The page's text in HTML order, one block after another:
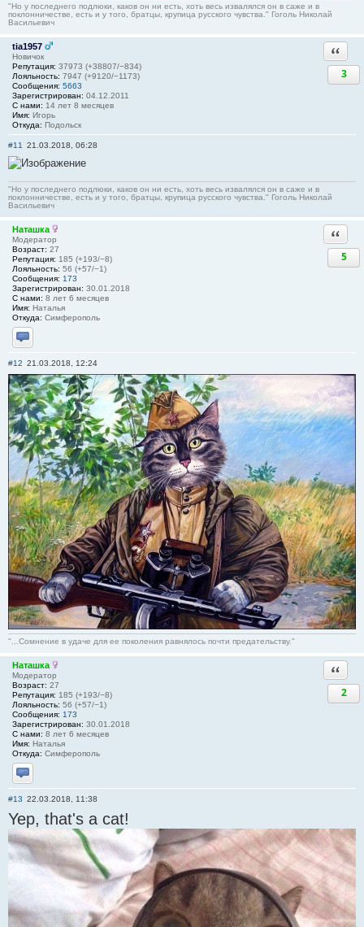
"Но у последнего подлюки, каков он ни есть, хоть весь извалялся он в саже и в
поклонничестве, есть и у того, братцы, крупица русского чувства." Гоголь Николай
Васильевич
tia1957
Новичок
Репутация: 37973 (+38807/−834)
Лояльность: 7947 (+9120/−1173)
Сообщения: 5663
Зарегистрирован: 04.12.2011
С нами: 14 лет 8 месяцев
Имя: Игорь
Откуда: Подольск
3
#11 21.03.2018, 06:28
"Но у последнего подлюки, каков он ни есть, хоть весь извалялся он в саже и в
поклонничестве, есть и у того, братцы, крупица русского чувства." Гоголь Николай
Васильевич
Наташка
Модератор
Возраст: 27
Репутация: 185 (+193/−8)
Лояльность: 56 (+57/−1)
Сообщения: 173
Зарегистрирован: 30.01.2018
С нами: 8 лет 6 месяцев
Имя: Наталья
Откуда: Симферополь
Отправить личное сообщение
5
#12 21.03.2018, 12:24
"...Сомнение в удаче для ее поколения равнялось почти предательству."
Наташка
Модератор
Возраст: 27
Репутация: 185 (+193/−8)
Лояльность: 56 (+57/−1)
Сообщения: 173
Зарегистрирован: 30.01.2018
С нами: 8 лет 6 месяцев
Имя: Наталья
Откуда: Симферополь
Отправить личное сообщение
2
#13 22.03.2018, 11:38
Yep, that's a cat!